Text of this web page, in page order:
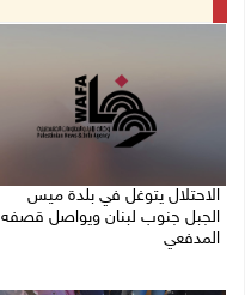
الاحتلال يتوغل في بلدة ميس
الجبل جنوب لبنان ويواصل قصفه
المدفعي